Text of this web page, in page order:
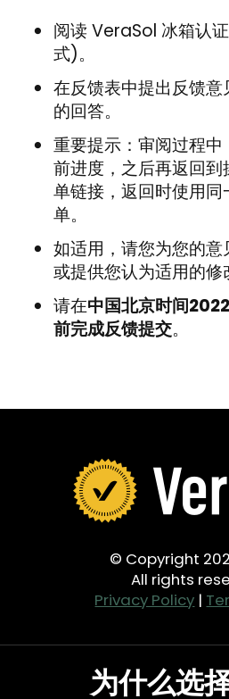
阅读 VeraSol 冰箱认
式)。
在反馈表中提出反馈
的回答。
重要提示：审阅过程
前进度，之后再返回
单链接，返回时使用
单。
如适用，请您为您的意
或提供您认为适用的修
请在中国北京时间
前完成反馈提交。
© Copyright
All rights
Privacy Policy |
为什么选择